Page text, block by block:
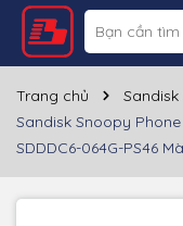
Trang chủ Sandisk
Sandisk Snoopy
SDDDC6-064G-PS46
Thông số kỹ
Thương hiệu
Cổng giao tiếp Cần